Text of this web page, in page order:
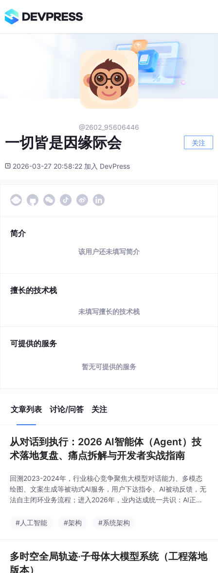
@2602_95606446
一切皆是因缘际会 关注
2026-03-27 20:58:22 加入 DevPress
简介
该用户还未填写简介
擅长的技术栈
未填写擅长的技术栈
可提供的服务
暂无可提供的服务
文章列表 讨论/问答 关注
从对话到执行：2026 AI智能体（Agent）技
术落地复盘、痛点拆解与开发者实战指南
回溯2023-2024年，行业核心竞争聚焦大模型对话能力、多模态
绘图、文案生成等被动式AI服务，用户下达指令、AI被动反馈，无
法自主闭环业务流程；进入2026年，业内达成统一共识：AI正式
化、程序员业务开发、产业智能化升级的核心载体。
#人工智能 #架构 #系统架构
多时空全局轨迹·子母体大模型系统（工程落地
版本）